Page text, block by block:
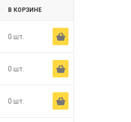
В КОРЗИНЕ
0 шт. Ä
0 шт. Ä
0 шт. Ä